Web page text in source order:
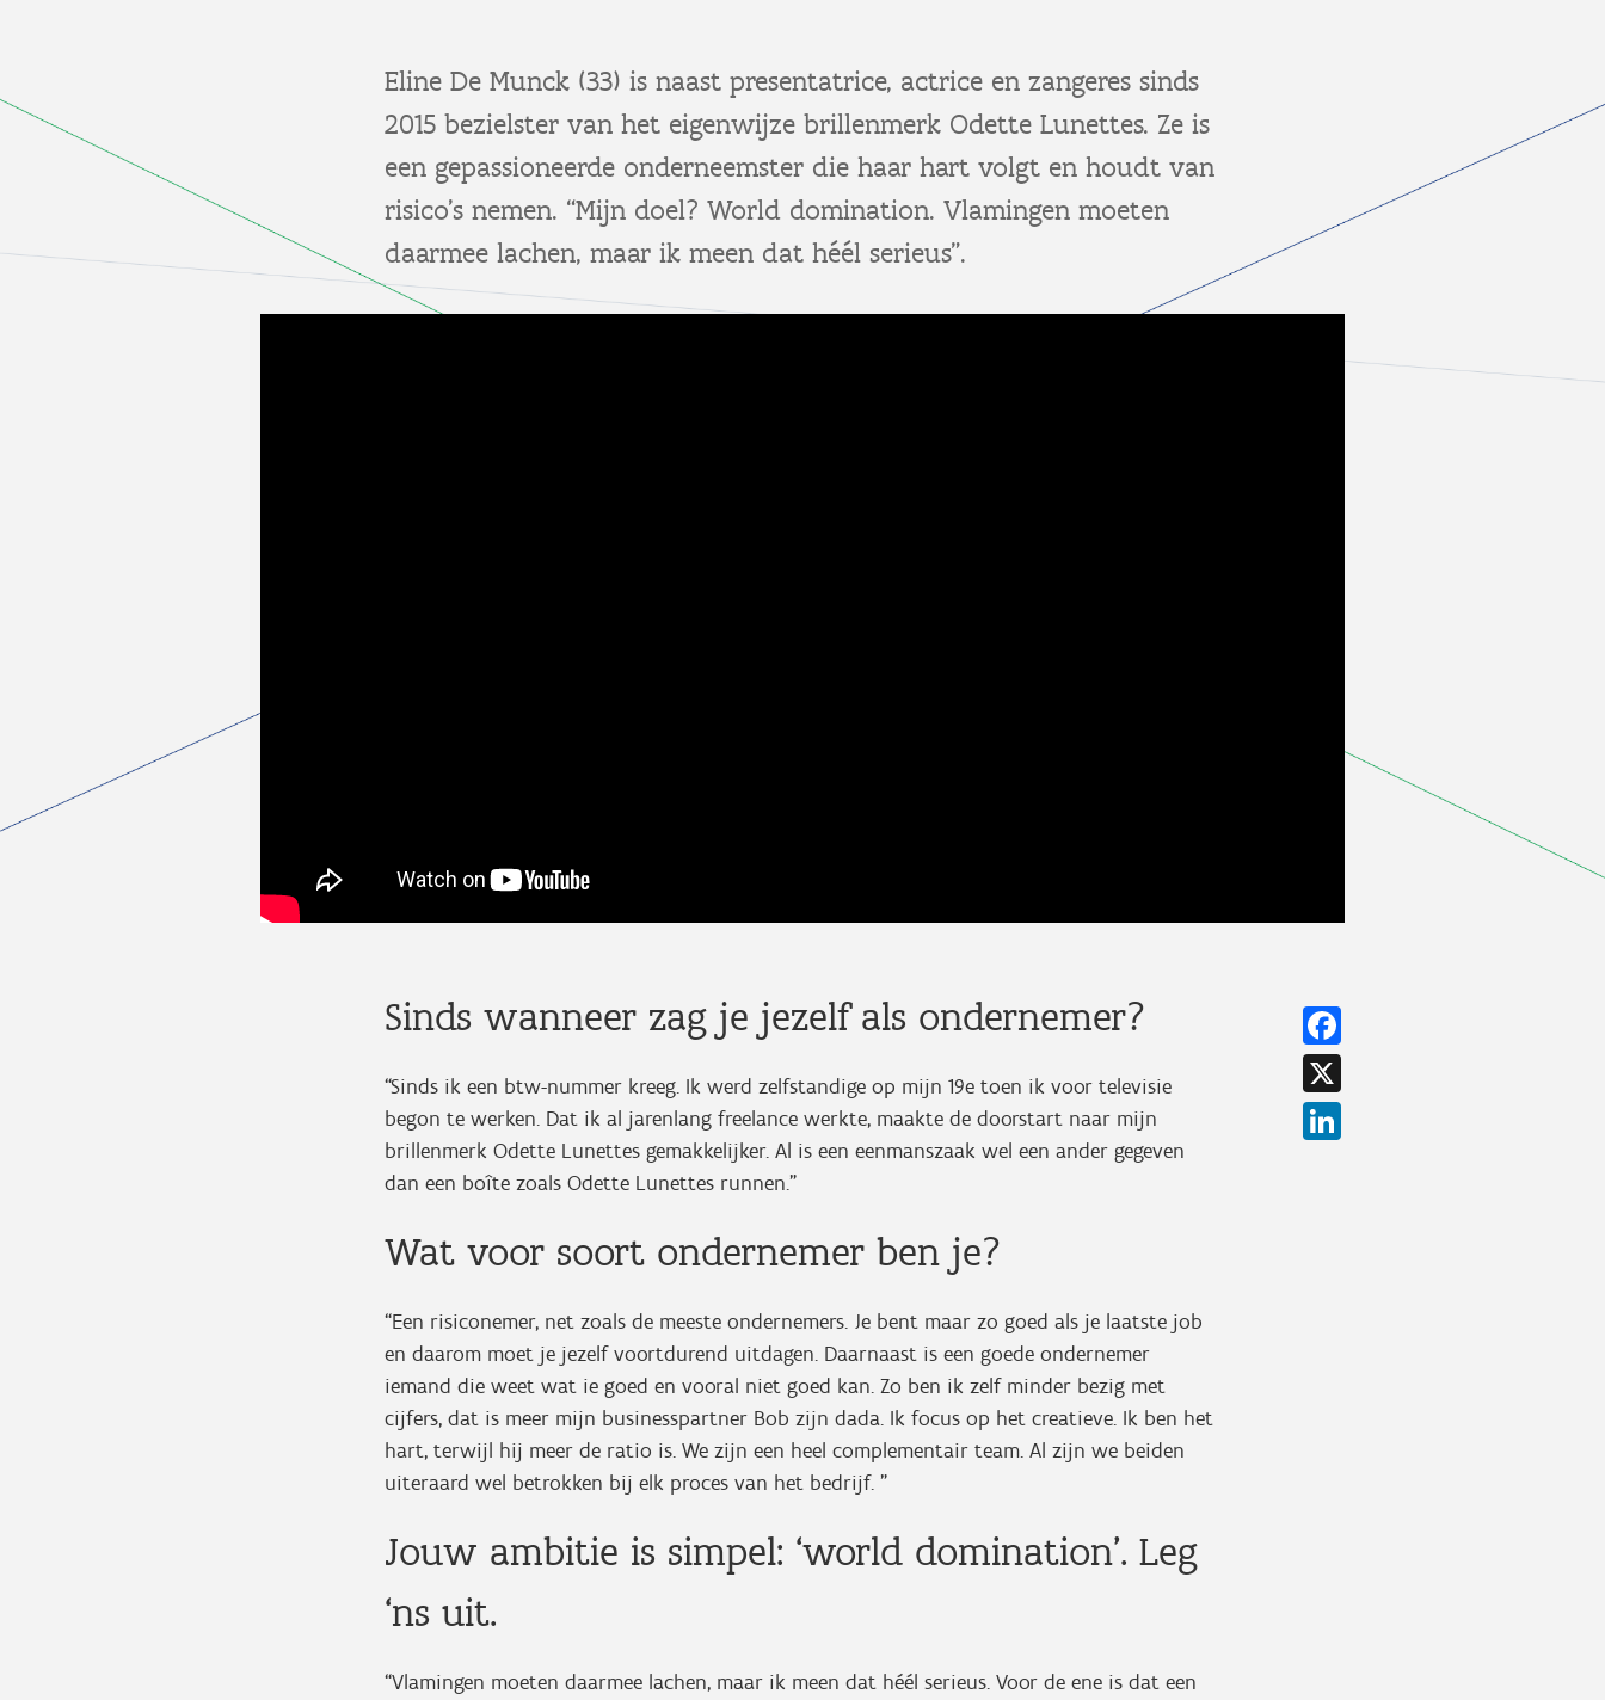
Eline De Munck (33) is naast presentatrice, actrice en zangeres sinds
2015 bezielster van het eigenwijze brillenmerk Odette Lunettes. Ze is
een gepassioneerde onderneemster die haar hart volgt en houdt van
risico’s nemen. “Mijn doel? World domination. Vlamingen moeten
daarmee lachen, maar ik meen dat héél serieus”.
Sinds wanneer zag je jezelf als ondernemer?
“Sinds ik een btw-nummer kreeg. Ik werd zelfstandige op mijn 19e toen ik voor televisie
begon te werken. Dat ik al jarenlang freelance werkte, maakte de doorstart naar mijn
brillenmerk Odette Lunettes gemakkelijker. Al is een eenmanszaak wel een ander gegeven
dan een boîte zoals Odette Lunettes runnen.”
Wat voor soort ondernemer ben je?
“Een risiconemer, net zoals de meeste ondernemers. Je bent maar zo goed als je laatste job
en daarom moet je jezelf voortdurend uitdagen. Daarnaast is een goede ondernemer
iemand die weet wat ie goed en vooral niet goed kan. Zo ben ik zelf minder bezig met
cijfers, dat is meer mijn businesspartner Bob zijn dada. Ik focus op het creatieve. Ik ben het
hart, terwijl hij meer de ratio is. We zijn een heel complementair team. Al zijn we beiden
uiteraard wel betrokken bij elk proces van het bedrijf. ”
Jouw ambitie is simpel: ‘world domination’. Leg
‘ns uit.
“Vlamingen moeten daarmee lachen, maar ik meen dat héél serieus. Voor de ene is dat een